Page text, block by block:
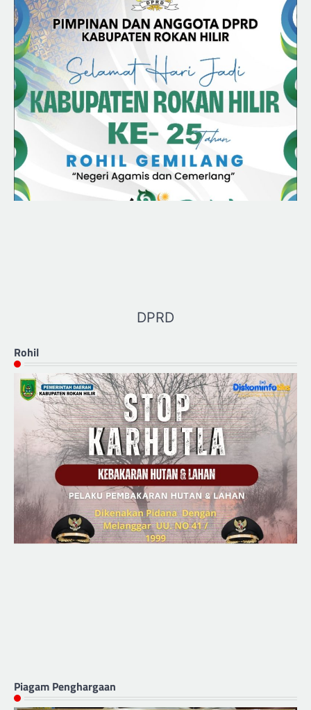
DPRD
Rohil
Piagam Penghargaan